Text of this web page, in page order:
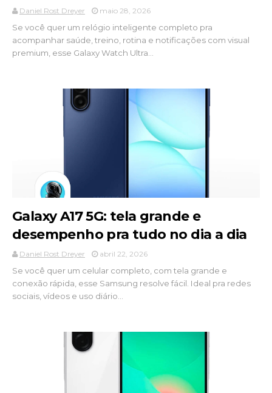
Daniel Rost Dreyer maio 28, 2026
Se você quer um relógio inteligente completo pra
acompanhar saúde, treino, rotina e notificações com visual
premium, esse Galaxy Watch Ultra...
Galaxy A17 5G: tela grande e
desempenho pra tudo no dia a dia
Daniel Rost Dreyer abril 22, 2026
Se você quer um celular completo, com tela grande e
conexão rápida, esse Samsung resolve fácil. Ideal pra redes
sociais, vídeos e uso diário...